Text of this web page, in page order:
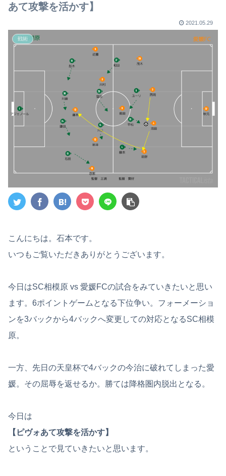
あて攻撃を活かす】
2021.05.29
戦術
こんにちは。石本です。
いつもご覧いただきありがとうございます。
今日はSC相模原 vs 愛媛FCの試合をみていきたいと思い
ます。6ポイントゲームとなる下位争い。フォーメーショ
ンを3バックから4バックへ変更しての対応となるSC相模
原。
一方、先日の天皇杯で4バックの今治に破れてしまった愛
媛。その屈辱を返せるか。勝ては降格圏内脱出となる。
今日は
【ピヴォあて攻撃を活かす】
ということで見ていきたいと思います。